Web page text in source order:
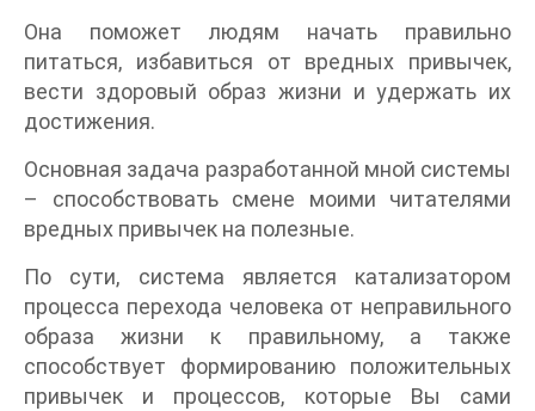
Она поможет людям начать правильно
питаться, избавиться от вредных привычек,
вести здоровый образ жизни и удержать их
достижения.
Основная задача разработанной мной системы
– способствовать смене моими читателями
вредных привычек на полезные.
По сути, система является катализатором
процесса перехода человека от неправильного
образа жизни к правильному, а также
способствует формированию положительных
привычек и процессов, которые Вы сами